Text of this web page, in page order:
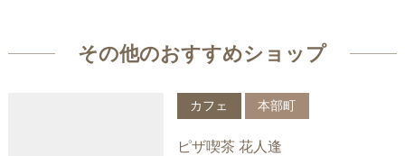
その他のおすすめショップ
カフェ 本部町
ピザ喫茶 花人逢